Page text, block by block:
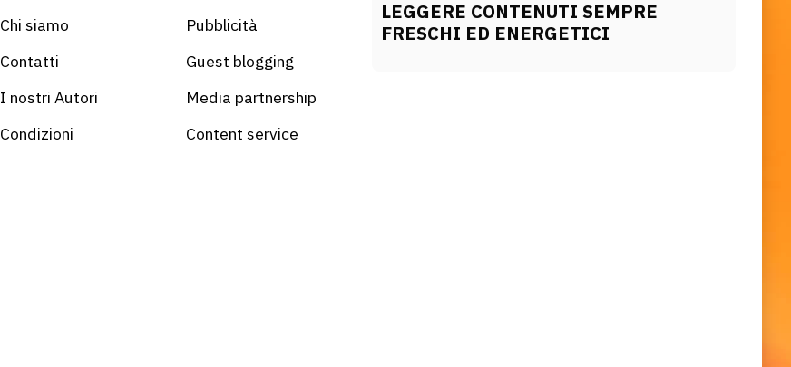
Chi siamo
Contatti
I nostri Autori
Condizioni
Pubblicità
Guest blogging
Media partnership
Content service
LEGGERE CONTENUTI SEMPRE
FRESCHI ED ENERGETICI